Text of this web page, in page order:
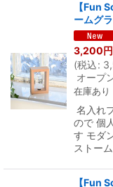
【Fun
ームグ
3,200円
(税込:
オープ
在庫あり
名入れ
ので 個
す モダ
ストー
【Fun